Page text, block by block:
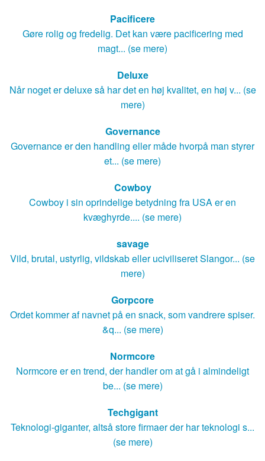
Pacificere
Gøre rolig og fredelig. Det kan være pacificering med
magt... (se mere)
Deluxe
Når noget er deluxe så har det en høj kvalitet, en høj v... (se
mere)
Governance
Governance er den handling eller måde hvorpå man styrer
et... (se mere)
Cowboy
Cowboy i sin oprindelige betydning fra USA er en
kvæghyrde.... (se mere)
savage
Vild, brutal, ustyrlig, vildskab eller uciviliseret Slangor... (se
mere)
Gorpcore
Ordet kommer af navnet på en snack, som vandrere spiser.
&q... (se mere)
Normcore
Normcore er en trend, der handler om at gå i almindeligt
be... (se mere)
Techgigant
Teknologi-giganter, altså store firmaer der har teknologi s...
(se mere)